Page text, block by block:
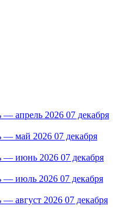
— апрель 2026 07 декабря
— май 2026 07 декабря
— июнь 2026 07 декабря
— июль 2026 07 декабря
— август 2026 07 декабря